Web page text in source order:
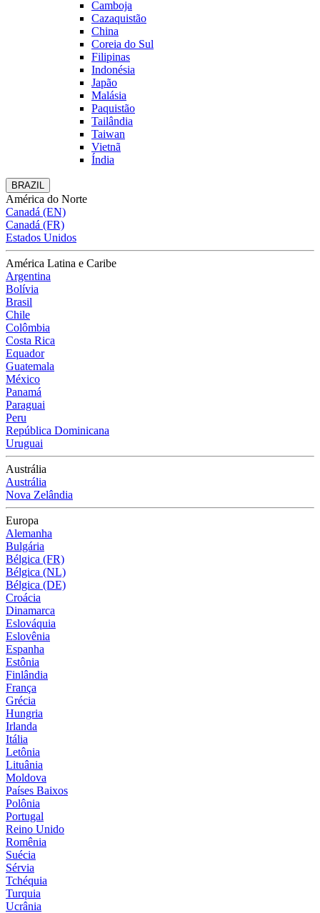
Camboja
Cazaquistão
China
Coreia do Sul
Filipinas
Indonésia
Japão
Malásia
Paquistão
Tailândia
Taiwan
Vietnã
Índia
BRAZIL
América do Norte
Canadá (EN)
Canadá (FR)
Estados Unidos
América Latina e Caribe
Argentina
Bolívia
Brasil
Chile
Colômbia
Costa Rica
Equador
Guatemala
México
Panamá
Paraguai
Peru
República Dominicana
Uruguai
Austrália
Austrália
Nova Zelândia
Europa
Alemanha
Bulgária
Bélgica (FR)
Bélgica (NL)
Bélgica (DE)
Croácia
Dinamarca
Eslováquia
Eslovênia
Espanha
Estônia
Finlândia
França
Grécia
Hungria
Irlanda
Itália
Letônia
Lituânia
Moldova
Países Baixos
Polônia
Portugal
Reino Unido
Romênia
Suécia
Sérvia
Tchéquia
Turquia
Ucrânia